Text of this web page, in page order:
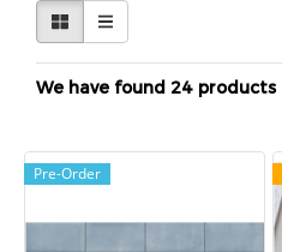
We have found 24 products
Pre-Order